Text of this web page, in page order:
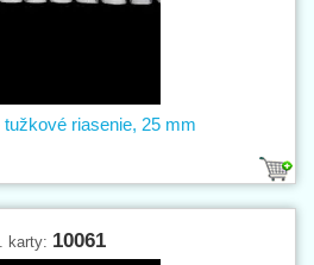
riasenie, 25 mm
karty: 10061